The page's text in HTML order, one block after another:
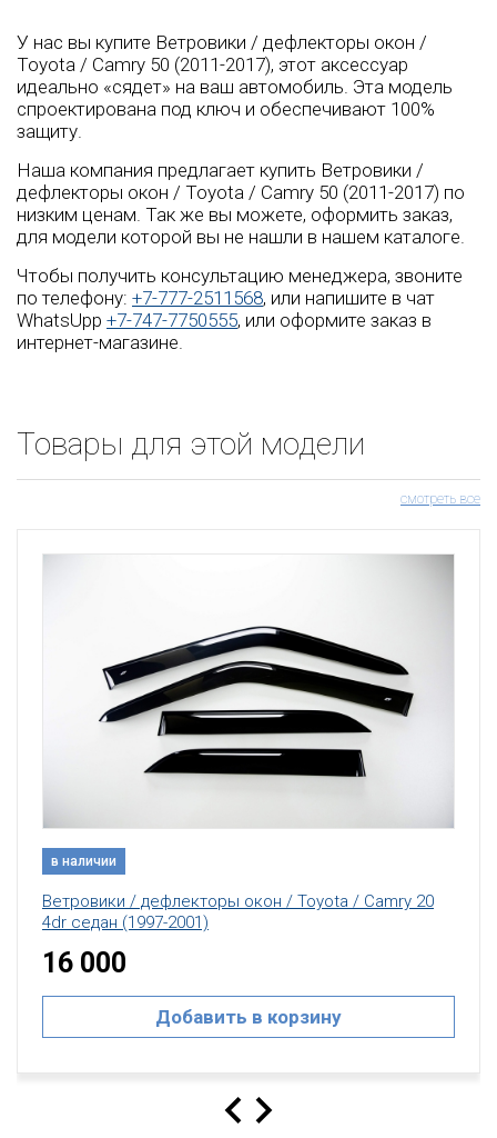
У нас вы купите Ветровики / дефлекторы окон /
Toyota / Camry 50 (2011-2017), этот аксессуар
идеально «сядет» на ваш автомобиль. Эта модель
спроектирована под ключ и обеспечивают 100%
защиту.
Наша компания предлагает купить Ветровики /
дефлекторы окон / Toyota / Camry 50 (2011-2017) по
низким ценам. Так же вы можете, оформить заказ,
для модели которой вы не нашли в нашем каталоге.
Чтобы получить консультацию менеджера, звоните
по телефону: +7-777-2511568, или напишите в чат
WhatsUpp +7-747-7750555, или оформите заказ в
интернет-магазине.
Товары для этой модели
смотреть все
Ветровики / дефлекторы окон / Toyota / Camry 30
10 000
Добавить в корзину